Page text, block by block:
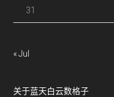
31
« Jul
关于蓝天白云数格子